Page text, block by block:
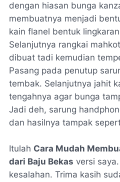
dengan hiasan bunga
membuatnya menjadi
kain flanel bentuk
Selanjutnya rangkai
dibuat tadi kemudian
Pasang pada penutup
tembak. Selanjutnya jahit
tengahnya agar bunga
Jadi deh, sarung
dan hasilnya tampak
Itulah Cara Mudah
dari Baju Bekas versi
kesalahan. Trima kasih